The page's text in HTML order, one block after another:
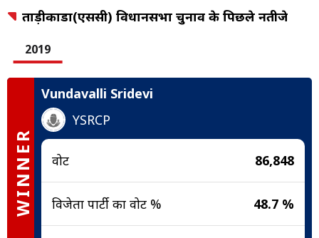
ताड़ीकोंडा(एससी) विधानसभा चुनाव के पिछले नतीजे
2019
WINNER
Vundavalli Sridevi
YSRCP
वोट 86,848
विजेता पार्टी का वोट % 48.7 %